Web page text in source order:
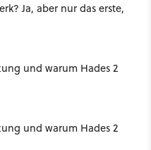
Ja, aber nur das erste,
und warum Hades 2
und warum Hades 2